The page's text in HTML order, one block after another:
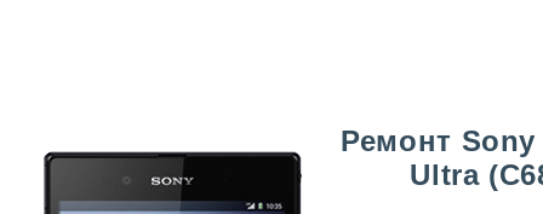
Ремонт Sony
Ultra